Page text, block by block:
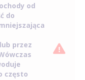
od
do
przez
często